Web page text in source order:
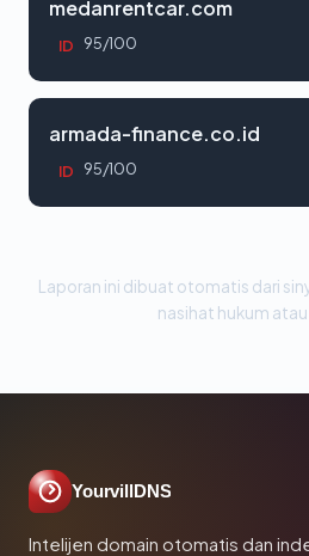
medanrentcar.com
ID 95/100
armada-finance.co.id
ID 95/100
Laporan ini dibuat otomatis dari
nasihat hukum atau
YourvillDNS
Intelijen domain otomatis dan